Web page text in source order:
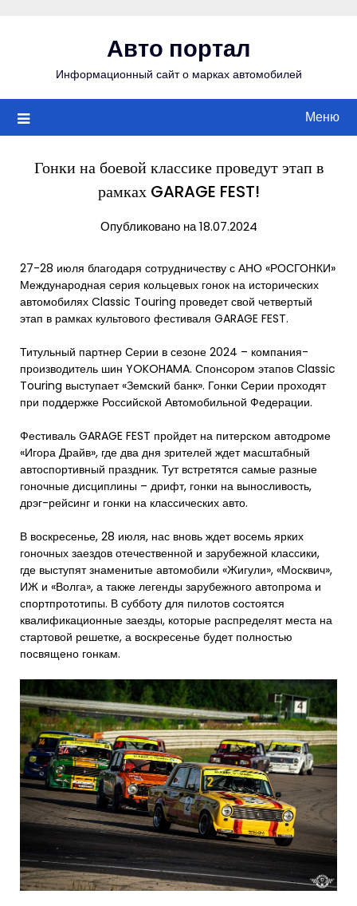
Авто портал
Информационный сайт о марках автомобилей
Меню
Гонки на боевой классике проведут этап в
рамках GARAGE FEST!
Опубликовано на 18.07.2024
27-28 июля благодаря сотрудничеству с АНО «РОСГОНКИ»
Международная серия кольцевых гонок на исторических
автомобилях Classic Touring проведет свой четвертый
этап в рамках культового фестиваля GARAGE FEST.
Титульный партнер Серии в сезоне 2024 – компания-
производитель шин YOKOHAMA. Спонсором этапов Classic
Touring выступает «Земский банк». Гонки Серии проходят
при поддержке Российской Автомобильной Федерации.
Фестиваль GARAGE FEST пройдет на питерском автодроме
«Игора Драйв», где два дня зрителей ждет масштабный
автоспортивный праздник. Тут встретятся самые разные
гоночные дисциплины – дрифт, гонки на выносливость,
дрэг-рейсинг и гонки на классических авто.
В воскресенье, 28 июля, нас вновь ждет восемь ярких
гоночных заездов отечественной и зарубежной классики,
где выступят знаменитые автомобили «Жигули», «Москвич»,
ИЖ и «Волга», а также легенды зарубежного автопрома и
спортпрототипы. В субботу для пилотов состоятся
квалификационные заезды, которые распределят места на
стартовой решетке, а воскресенье будет полностью
посвящено гонкам.